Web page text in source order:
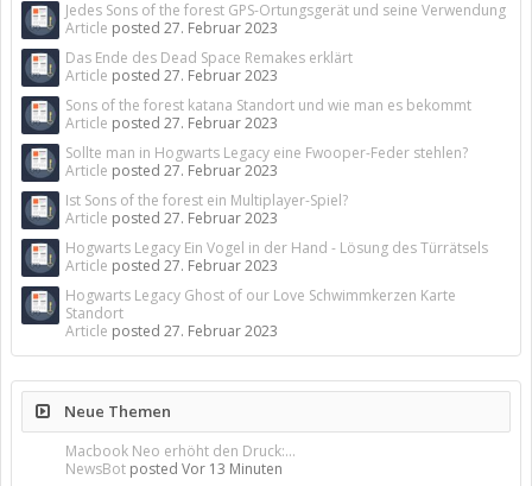
Jedes Sons of the forest GPS-Ortungsgerät und seine Verwendung
Article posted 27. Februar 2023
Das Ende des Dead Space Remakes erklärt
Article posted 27. Februar 2023
Sons of the forest katana Standort und wie man es bekommt
Article posted 27. Februar 2023
Sollte man in Hogwarts Legacy eine Fwooper-Feder stehlen?
Article posted 27. Februar 2023
Ist Sons of the forest ein Multiplayer-Spiel?
Article posted 27. Februar 2023
Hogwarts Legacy Ein Vogel in der Hand - Lösung des Türrätsels
Article posted 27. Februar 2023
Hogwarts Legacy Ghost of our Love Schwimmkerzen Karte
Standort
Article posted 27. Februar 2023
Neue Themen
Macbook Neo erhöht den Druck:...
NewsBot posted Vor 13 Minuten